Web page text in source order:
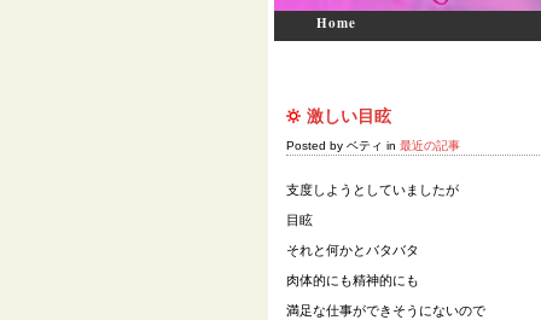
Home
激しい目眩
Posted by ベティ in 最近の記事
支度しようとしていましたが
目眩
それと何かとバタバタ
肉体的にも精神的にも
満足な仕事ができそうにないので